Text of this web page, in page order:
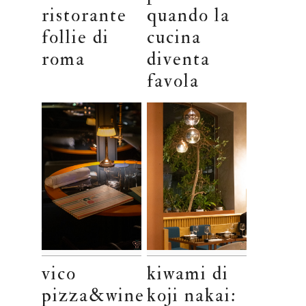
ristorante
follie di
roma
quando la
cucina
diventa
favola
vico
pizza&wine
kiwami di
koji nakai: